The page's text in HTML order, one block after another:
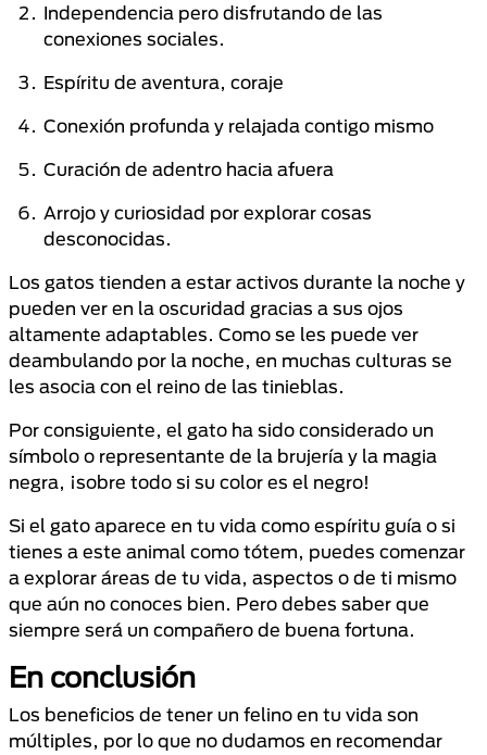
Independencia pero disfrutando de las
conexiones sociales.
Espíritu de aventura, coraje
Conexión profunda y relajada contigo mismo
Curación de adentro hacia afuera
Arrojo y curiosidad por explorar cosas
desconocidas.
Los gatos tienden a estar activos durante la noche y
pueden ver en la oscuridad gracias a sus ojos
altamente adaptables. Como se les puede ver
deambulando por la noche, en muchas culturas se
les asocia con el reino de las tinieblas.
Por consiguiente, el gato ha sido considerado un
símbolo o representante de la brujería y la magia
negra, ¡sobre todo si su color es el negro!
Si el gato aparece en tu vida como espíritu guía o si
tienes a este animal como tótem, puedes comenzar
a explorar áreas de tu vida, aspectos o de ti mismo
que aún no conoces bien. Pero debes saber que
siempre será un compañero de buena fortuna.
En conclusión
Los beneficios de tener un felino en tu vida son
múltiples, por lo que no dudamos en recomendar